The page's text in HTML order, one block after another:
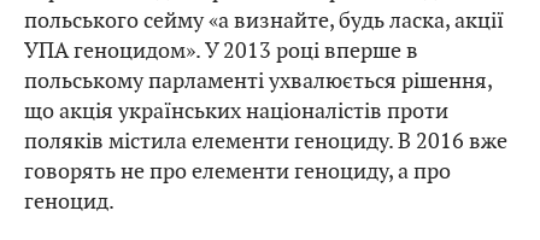
польського сейму «а визнайте, будь ласка, акції
УПА геноцидом». У 2013 році вперше в
польському парламенті ухвалюється рішення,
що акція українських націоналістів проти
поляків містила елементи геноциду. В 2016 вже
говорять не про елементи геноциду, а про
геноцид.